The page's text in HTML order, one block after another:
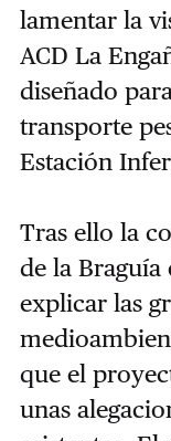
lamentar la
ACD La
diseñado
transporte
Estación
Tras ello la
de la Braguía
explicar las
que el
unas